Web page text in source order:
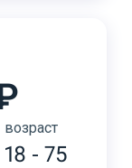
возраст
18 - 75